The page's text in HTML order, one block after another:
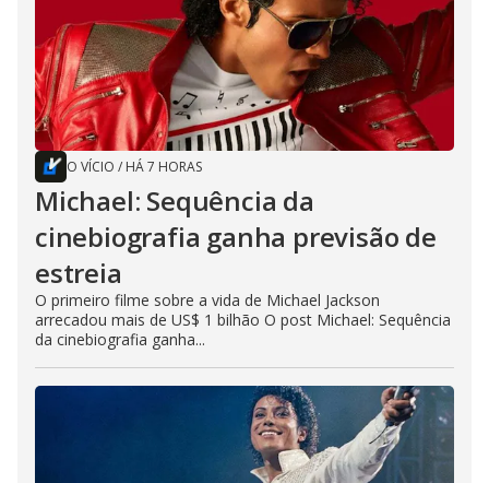
O VÍCIO / HÁ 7 HORAS
Michael: Sequência da
cinebiografia ganha previsão de
estreia
O primeiro filme sobre a vida de Michael Jackson
arrecadou mais de US$ 1 bilhão O post Michael: Sequência
da cinebiografia ganha...